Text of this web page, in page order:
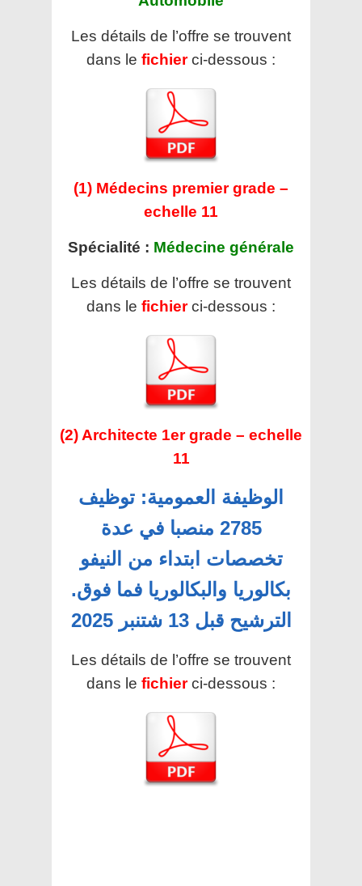
Les détails de l’offre se trouvent
dans le fichier ci-dessous :
(1) Médecins premier grade –
echelle 11
Spécialité : Médecine générale
Les détails de l’offre se trouvent
dans le fichier ci-dessous :
(2) Architecte 1er grade – echelle
11
الوظيفة العمومية: توظيف
2785 منصبا في عدة
تخصصات ابتداء من النيفو
بكالوريا والبكالوريا فما فوق.
الترشيح قبل 13 شتنبر 2025
Les détails de l’offre se trouvent
dans le fichier ci-dessous :